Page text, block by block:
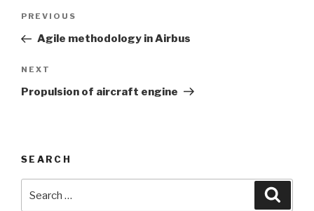
Post
Previous
Post
PREVIOUS
Agile methodology in Airbus
Next
Post
NEXT
Propulsion of aircraft engine
SEARCH